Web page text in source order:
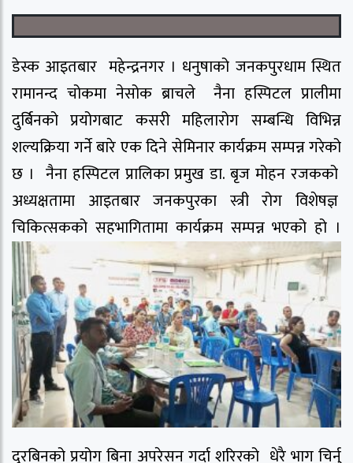
डेस्क आइतबार महेन्द्रनगर । धनुषाको जनकपुरधाम स्थित
रामानन्द चोकमा नेसोक ब्राचले नैना हस्पिटल प्रालीमा
दुर्बिनको प्रयोगबाट कसरी महिलारोग सम्बन्धि विभिन्न
शल्यक्रिया गर्ने बारे एक दिने सेमिनार कार्यक्रम सम्पन्न गरेको
छ । नैना हस्पिटल प्रालिका प्रमुख डा. बृज मोहन रजकको
अध्यक्षतामा आइतबार जनकपुरका स्त्री रोग विशेषज्ञ
चिकित्सकको सहभागितामा कार्यक्रम सम्पन्न भएको हो ।
दुरबिनको प्रयोग बिना अपरेसन गर्दा शरिरको धेरै भाग चिर्नु